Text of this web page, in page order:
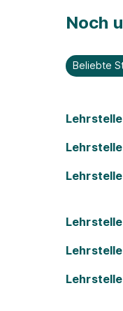
Noch
Beliebte